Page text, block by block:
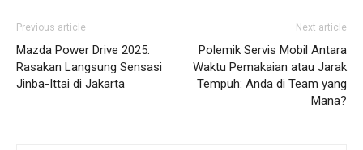
Previous article
Mazda Power Drive 2025:
Rasakan Langsung Sensasi
Jinba-Ittai di Jakarta
Next article
Polemik Servis Mobil Antara
Waktu Pemakaian atau Jarak
Tempuh: Anda di Team yang
Mana?